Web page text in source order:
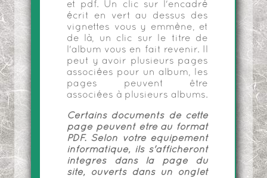
et pdf. Un clic sur l'encadré
écrit en vert au dessus des
vignettes vous y emmène, et
de là, un clic sur le titre de
l'album vous en fait revenir. Il
peut y avoir plusieurs pages
associées pour un album, les
pages peuvent être
associées à plusieurs albums.
Certains documents de cette
page peuvent être au format
PDF. Selon votre équipement
informatique, ils s'afficheront
intégrés dans la page du
site, ouverts dans un onglet